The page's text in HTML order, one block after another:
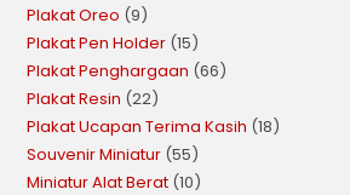
Plakat Oreo 9
Plakat Pen Holder 15
Plakat Penghargaan 66
Plakat Resin 22
Plakat Ucapan Terima Kasih 18
Souvenir Miniatur 55
Miniatur Alat Berat 10